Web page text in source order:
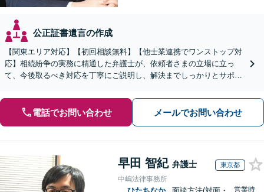
公正証書遺言の作成
【関東エリア対応】【初回相談無料】【他士業連携でワンストップ対
応】相続紛争の実務に精通した弁護士が、依頼者さまの立場に立っ
て、今後取るべき対応を丁寧にご説明し、解決までしっかりとサポー
電話でお問い合わせ メールでお問い合わせ
早田 智紀 弁護士 東京都
中嶋法律事務所
ひたちなか
面談方法(対面・
営業時